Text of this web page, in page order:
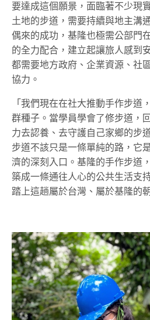
要達成這個願景，面臨著不少現
土地的步道，需要持續與地主溝
偶來的成功，基隆也極需公部門
的全力配合，建立起讓旅人感到
都需要地方政府、企業資源、社
協力。
「我們現在在社大推動手作步道
群種子。當學員學會了修步道，
力去認養、去守護自己家鄉的步
步道不該只是一條單純的路，它
濟的深刻入口。基隆的手作步道
築成一條通往人心的公共生活支
踏上這趟屬於台灣、屬於基隆的